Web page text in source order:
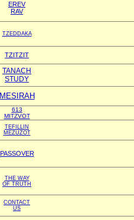
EREV
RAV
TZEDDAKA
TZITZIT
TANACH
STUDY
MESIRAH
613
MITZVOT
TEFILLIN
MEZUZOT
PASSOVER
THE WAY
OF TRUTH
CONTACT
US